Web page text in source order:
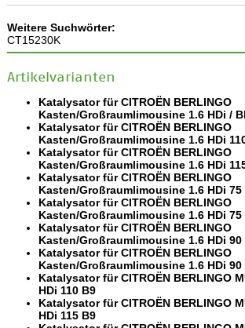
Weitere Suchwörter:
CT15230K
Artikelvarianten
Katalysator für CITROËN BERLINGO
Kasten/Großraumlimousine 1.6 HDi /
Katalysator für CITROËN BERLINGO
Kasten/Großraumlimousine 1.6 HDi
Katalysator für CITROËN BERLINGO
Kasten/Großraumlimousine 1.6 HDi
Katalysator für CITROËN BERLINGO
Kasten/Großraumlimousine 1.6 HDi 75
Katalysator für CITROËN BERLINGO
Kasten/Großraumlimousine 1.6 HDi 75
Katalysator für CITROËN BERLINGO
Kasten/Großraumlimousine 1.6 HDi 90
Katalysator für CITROËN BERLINGO
Kasten/Großraumlimousine 1.6 HDi 90
Katalysator für CITROËN BERLINGO
HDi 110 B9
Katalysator für CITROËN BERLINGO
HDi 115 B9